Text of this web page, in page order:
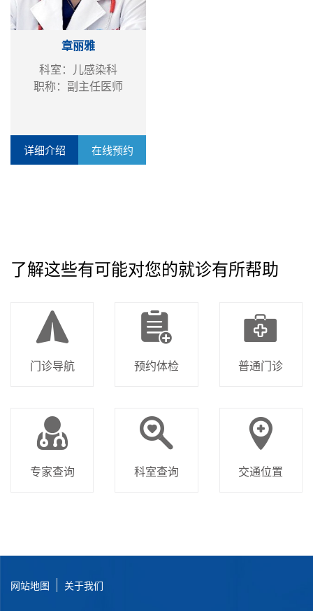
章丽雅
科室：儿感染科
职称：副主任医师
详细介绍 在线预约
了解这些有可能对您的就诊有所帮助
门诊导航 预约体检 普通门诊
专家查询 科室查询 交通位置
网站地图 关于我们